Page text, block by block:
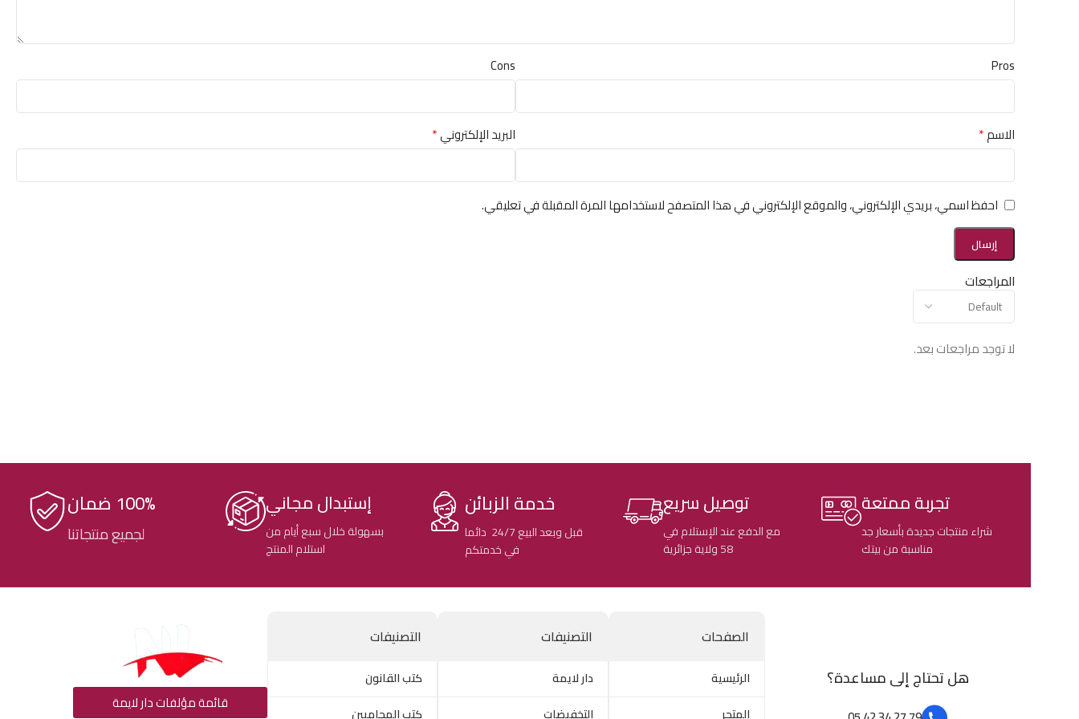
المراجعات
لا توجد مراجعات بعد.
Pros
Cons
الاسم* البريد الإلكتروني*
احفظ اسمي، بريدي الإلكتروني، والموقع الإلكتروني في هذا المتصفح لاستخدامها المرة المقبلة في تعليقي.
تجربة ممتعة
شراء منتجات جديدة بأسعار جد
مناسبة من بيتك
توصيل سريع
مع الدفع عند الإستلام في
58 ولاية جزائرية
خدمة الزبائن
قبل وبعد البيع 24/7 دائما
في خدمتكم
إستبدال مجاني
بسهولة خلال سبع أيام من
استلام المنتج
100% ضمان
لجميع منتجاتنا
هل تحتاج إلى مساعدة؟
الصفحات
الرئيسية
المتجر
التصنيفات
دار لايمة
التخفيضات
التصنيفات
كتب القانون
كتب المحاميين
قائمة مؤلفات دار لايمة